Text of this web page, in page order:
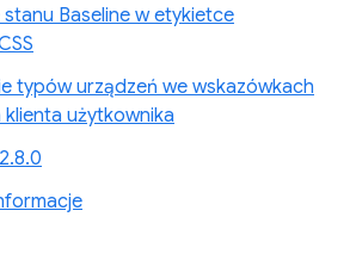
Baseline w etykietce
typów urządzeń we wskazówkach
użytkownika